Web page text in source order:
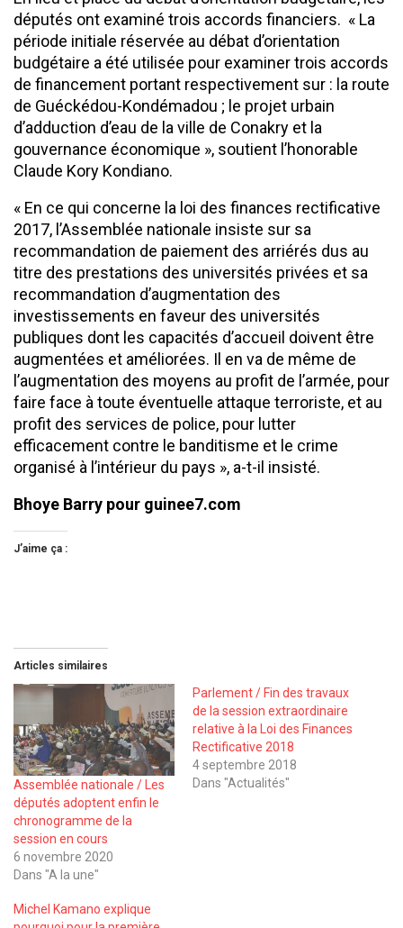
députés ont examiné trois accords financiers. « La
période initiale réservée au débat d’orientation
budgétaire a été utilisée pour examiner trois accords
de financement portant respectivement sur : la route
de Guéckédou-Kondémadou ; le projet urbain
d’adduction d’eau de la ville de Conakry et la
gouvernance économique », soutient l’honorable
Claude Kory Kondiano.
« En ce qui concerne la loi des finances rectificative
2017, l’Assemblée nationale insiste sur sa
recommandation de paiement des arriérés dus au
titre des prestations des universités privées et sa
recommandation d’augmentation des
investissements en faveur des universités
publiques dont les capacités d’accueil doivent être
augmentées et améliorées. Il en va de même de
l’augmentation des moyens au profit de l’armée, pour
faire face à toute éventuelle attaque terroriste, et au
profit des services de police, pour lutter
efficacement contre le banditisme et le crime
organisé à l’intérieur du pays », a-t-il insisté.
Bhoye Barry pour guinee7.com
J’aime ça :
Articles similaires
Assemblée nationale / Les
députés adoptent enfin le
chronogramme de la
session en cours
6 novembre 2020
Dans "A la une"
Parlement / Fin des travaux
de la session extraordinaire
relative à la Loi des Finances
Rectificative 2018
4 septembre 2018
Dans "Actualités"
Michel Kamano explique